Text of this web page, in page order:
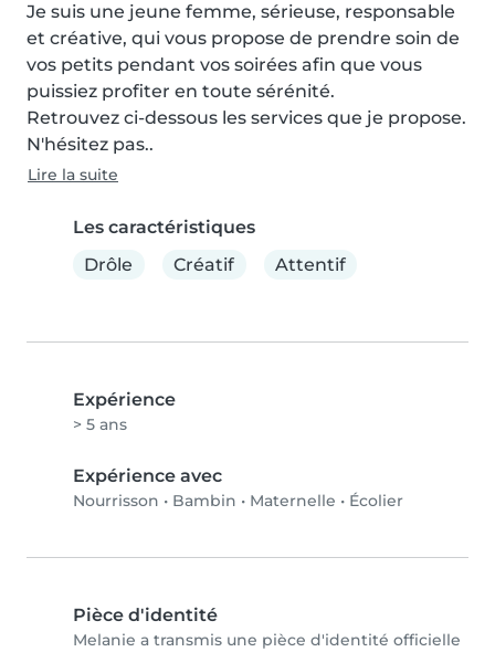
Je suis une jeune femme, sérieuse, responsable
et créative, qui vous propose de prendre soin de
vos petits pendant vos soirées afin que vous
puissiez profiter en toute sérénité.
Retrouvez ci-dessous les services que je propose.
N'hésitez pas..
Lire la suite
Les caractéristiques
Drôle
Créatif Attentif
Expérience
> 5 ans
Expérience avec
Nourrisson • Bambin • Maternelle • Écolier
Pièce d'identité
Melanie a transmis une pièce d'identité officielle